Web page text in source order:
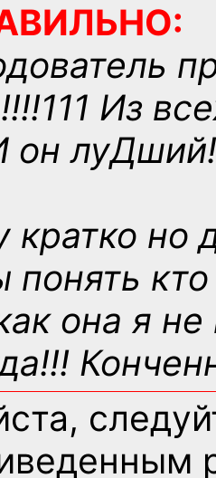
Из
кратко но
понять
она я не